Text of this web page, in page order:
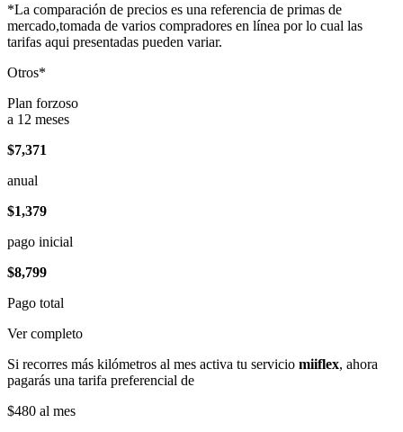
*La comparación de precios es una referencia de primas de
mercado,tomada de varios compradores en línea por lo cual las
tarifas aqui presentadas pueden variar.
Otros*
Plan forzoso
a 12 meses
$7,371
anual
$1,379
pago inicial
$8,799
Pago total
Ver completo
Si recorres más kilómetros al mes activa tu servicio miiflex, ahora
pagarás una tarifa preferencial de
$480 al mes